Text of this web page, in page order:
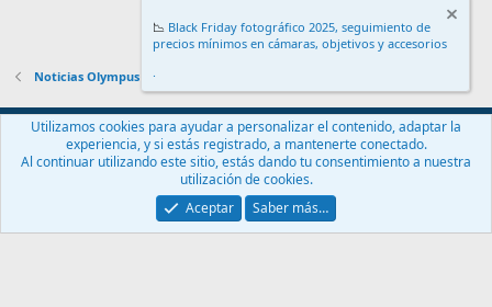
Noticias Olympus
Español (ES)
Contáctanos
Términos y reglas Política de privacidad
Ayuda
Community platform by XenForo® © 2010-2024 XenForo Ltd.
📉 Black Friday fotográfico 2025, seguimiento de
precios mínimos en cámaras, objetivos y accesorios
.
Utilizamos cookies para ayudar a personalizar el contenido, adaptar la
experiencia, y si estás registrado, a mantenerte conectado.
Al continuar utilizando este sitio, estás dando tu consentimiento a nuestra
utilización de cookies.
Aceptar
Saber más…